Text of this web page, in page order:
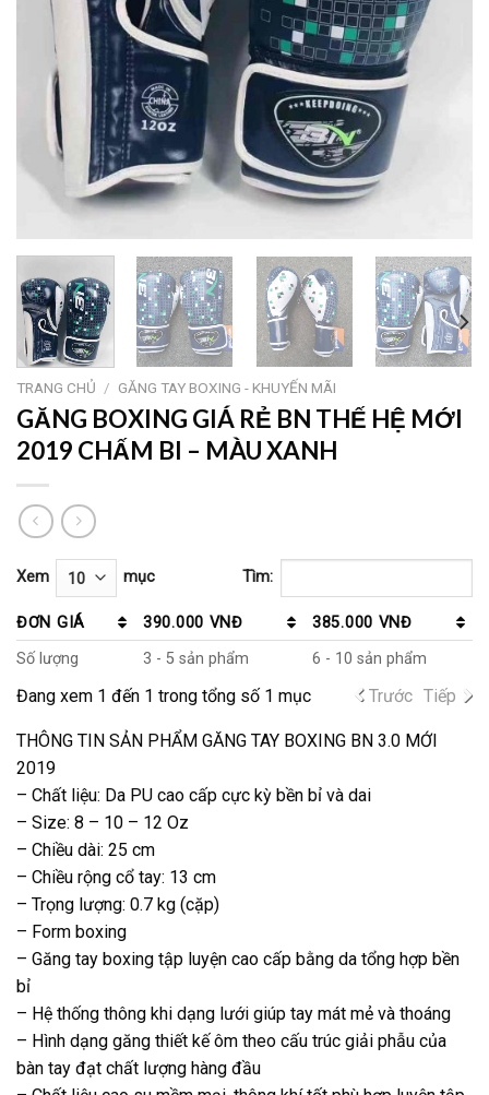
TRANG CHỦ / GĂNG TAY BOXING - KHUYẾN MÃI
GĂNG BOXING GIÁ RẺ BN THẾ HỆ MỚI
2019 CHẤM BI – MÀU XANH
Xem mục Tìm:
ĐƠN GIÁ 390.000 VNĐ
385.000 VNĐ
Số lượng
3 - 5 sản phẩm 6 - 10 sản phẩm
Đang xem 1 đến 1 trong tổng số 1 mục Trước Tiếp
THÔNG TIN SẢN PHẨM GĂNG TAY BOXING BN 3.0 MỚI
2019
– Chất liệu: Da PU cao cấp cực kỳ bền bỉ và dai
– Size: 8 – 10 – 12 Oz
– Chiều dài: 25 cm
– Chiều rộng cổ tay: 13 cm
– Trọng lượng: 0.7 kg (cặp)
– Form boxing
– Găng tay boxing tập luyện cao cấp bằng da tổng hợp bền
bỉ
– Hệ thống thông khi dạng lưới giúp tay mát mẻ và thoáng
– Hình dạng găng thiết kế ôm theo cấu trúc giải phẫu của
bàn tay đạt chất lượng hàng đầu